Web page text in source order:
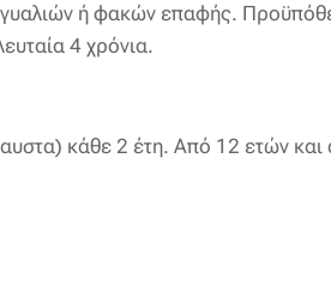
ή φακών επαφής.
4 χρόνια.
κάθε 2 έτη. Από 12 ετών